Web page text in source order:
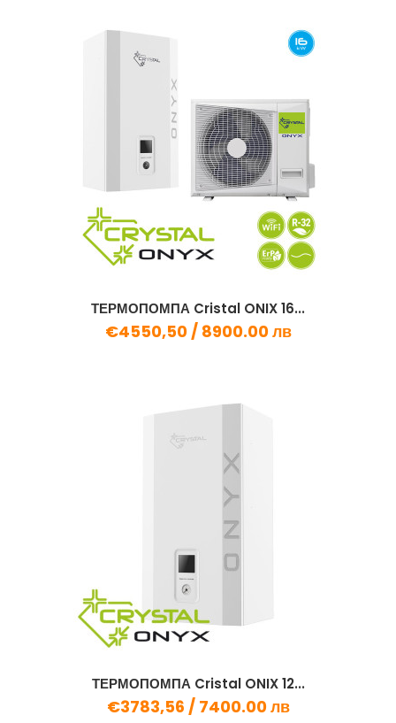
ТЕРМОПОМПА Cristal ONIX 16...
€4550,50 / 8900.00 лв
ТЕРМОПОМПА Cristal ONIX 12...
€3783,56 / 7400.00 лв